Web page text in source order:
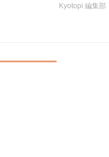
Kyotopi 編集部